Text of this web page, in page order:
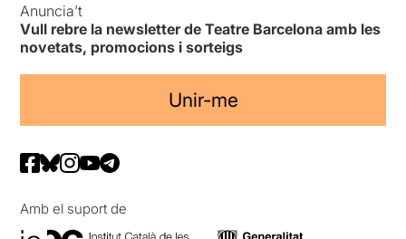
Anuncia’t
Vull rebre la newsletter de Teatre Barcelona amb les
novetats, promocions i sorteigs
Unir-me
Amb el suport de